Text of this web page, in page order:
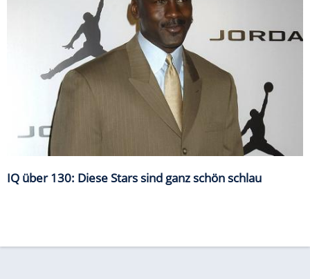
IQ über 130: Diese Stars sind ganz schön schlau